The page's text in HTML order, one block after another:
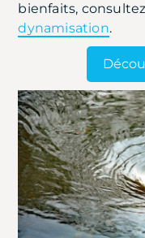
bienfaits,
dynamisation.